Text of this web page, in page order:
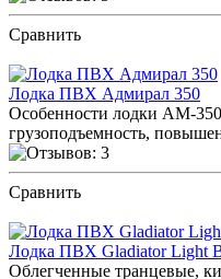
Сравнить
Лодка ПВХ Адмирал 350
Особенности лодки АМ-350
грузоподъемность,
Сравнить
Лодка ПВХ Gladiator Light
Облегченные транцевые,